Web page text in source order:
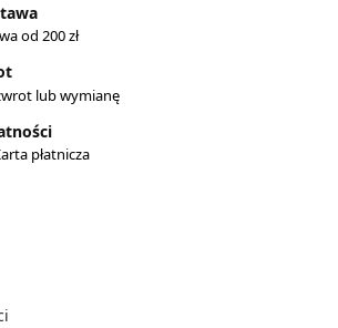
od 200 zł
lub wymianę
płatnicza